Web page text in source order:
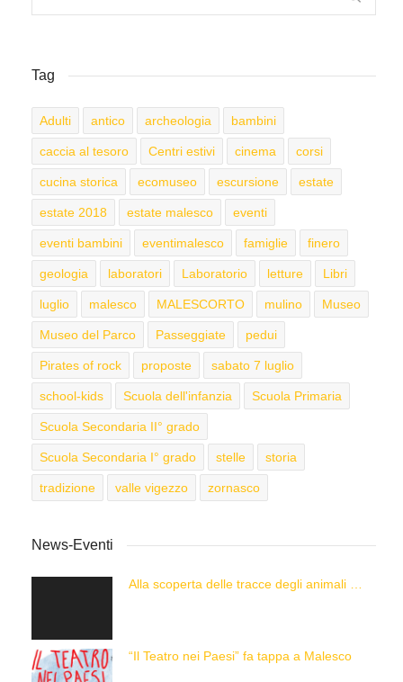
Tag
Adulti antico archeologia bambini
caccia al tesoro Centri estivi cinema corsi
cucina storica ecomuseo escursione estate
estate 2018 estate malesco eventi
eventi bambini eventimalesco famiglie finero
geologia laboratori Laboratorio letture Libri
luglio malesco MALESCORTO mulino Museo
Museo del Parco Passeggiate pedui
Pirates of rock proposte sabato 7 luglio
school-kids Scuola dell'infanzia Scuola Primaria
Scuola Secondaria II° grado
Scuola Secondaria I° grado stelle storia
tradizione valle vigezzo zornasco
News-Eventi
“Il Teatro nei Paesi” fa tappa a Malesco